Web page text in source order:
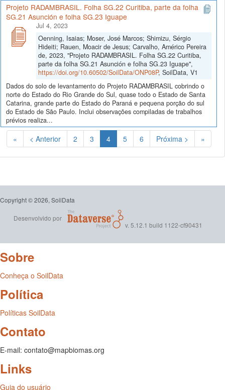
Projeto RADAMBRASIL. Folha SG.22 Curitiba, parte da folha
SG.21 Asunción e folha SG.23 Iguape
Jul 4, 2023
Oenning, Isaias; Moser, José Marcos; Shimizu, Sérgio
Hideiti; Rauen, Moacir de Jesus; Carvalho, Américo Pereira
de, 2023, "Projeto RADAMBRASIL. Folha SG.22 Curitiba,
parte da folha SG.21 Asunción e folha SG.23 Iguape",
https://doi.org/10.60502/SoilData/ONP08P, SoilData, V1
Dados do solo de levantamento do Projeto RADAMBRASIL cobrindo o
norte do Estado do Rio Grande do Sul, quase todo o Estado de Santa
Catarina, grande parte do Estado do Paraná e pequena porção do sul
do Estado de São Paulo. Inclui observações compiladas de trabalhos
prévios realiza...
« < Anterior 2 3 4(Atual)
5 6 Próxima > »
Copyright © 2026, SoilData
Desenvolvido por
v. 5.12.1 build 1122-cf90431
Sobre
Conheça o SoilData
Política
Políticas SoilData
Contato
E-mail: contato@mapbiomas.org
Links
Guia do usuário